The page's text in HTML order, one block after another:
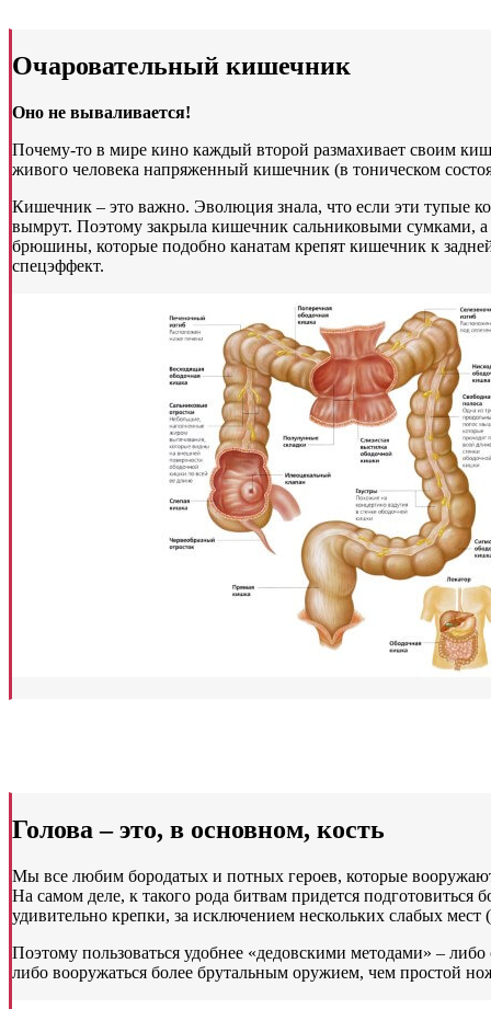
Очаровательный кишечник
Оно не вываливается!
Почему-то в мире кино каждый второй размахивает своим
живого человека напряженный кишечник (в тоническом
Кишечник – это важно. Эволюция знала, что если эти тупые
вымрут. Поэтому закрыла кишечник сальниковыми сумками,
брюшины, которые подобно канатам крепят кишечник к
спецэффект.
Голова – это, в основном, кость
Мы все любим бородатых и потных героев, которые
На самом деле, к такого рода битвам придется подготовиться
удивительно крепки, за исключением нескольких слабых мест
Поэтому пользоваться удобнее «дедовскими методами» – либо
либо вооружаться более брутальным оружием, чем простой